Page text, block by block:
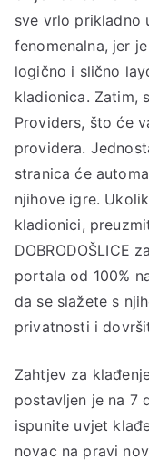
sve vrlo prikladno
fenomenalna, jer
logično i slično
kladionica. Zatim,
Providers, što će
providera.
stranica će
njihove igre.
kladionici,
DOBRODOŠLICE
portala od 100%
da se slažete s
privatnosti i
Zahtjev za
postavljen je na 7
ispunite uvjet
novac na pravi